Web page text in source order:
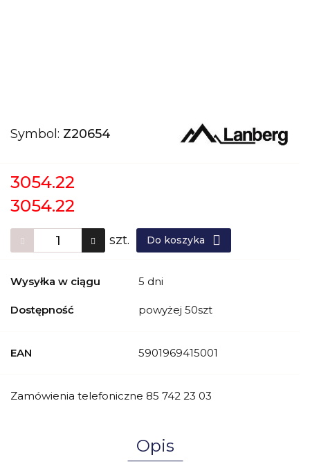
Symbol: Z20654
3054.22
3054.22
szt. Do koszyka
Wysyłka w ciągu 5 dni
Dostępność powyżej 50szt
EAN 5901969415001
Zamówienia telefoniczne 85 742 23 03
Opis